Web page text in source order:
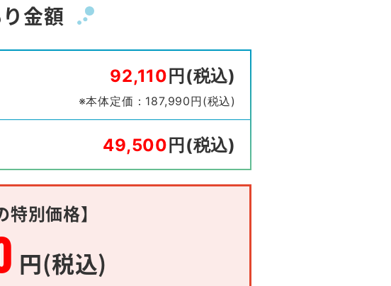
金額
92,110円(税込)
※本体定価：187,990円(税込)
49,500円(税込)
特別価格】
円(税込)